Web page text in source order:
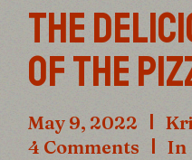
THE
OF THE
May 9, 2022
4 Comments
In